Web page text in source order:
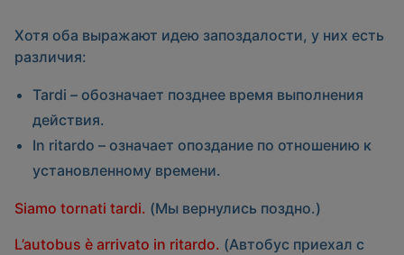
Хотя оба выражают идею запоздалости, у них есть
различия:
Tardi – обозначает позднее время выполнения
действия.
In ritardo – означает опоздание по отношению к
установленному времени.
Siamo tornati tardi. (Мы вернулись поздно.)
L’autobus è arrivato in ritardo. (Автобус приехал с